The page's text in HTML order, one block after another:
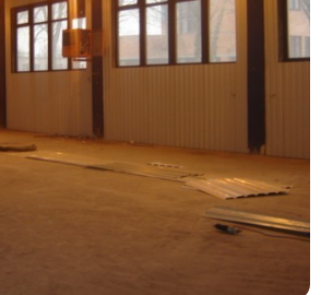
Zobacz wszystkie